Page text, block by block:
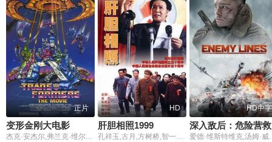
正片
变形金刚大电影
杰克·安杰尔,弗兰克·维尔克,贾德·尼尔森
HD
肝胆相照1999
孔祥玉,古月,方树桥,智一桐,张燕,张世忠,王伍福,郭法曾,王健,谢伟才,李定保,袁霞
HD中字
深入敌后：危险营救
爱德·维斯特维克,汤姆·威斯多姆,约翰·汉纳